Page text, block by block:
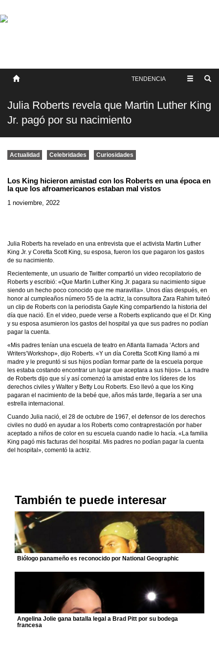
SOBRE NOSOTROS
TENDENCIA
Julia Roberts revela que Martin Luther King
Jr. pagó por su nacimiento
Actualidad Celebridades Curiosidades
Los King hicieron amistad con los Roberts en una época en
la que los afroamericanos estaban mal vistos
1 noviembre, 2022
Julia Roberts ha revelado en una entrevista que el activista Martin Luther
King Jr. y Coretta Scott King, su esposa, fueron los que pagaron los gastos
de su nacimiento.
Recientemente, un usuario de Twitter compartió un video recopilatorio de
Roberts y escribió: «Que Martin Luther King Jr. pagara su nacimiento sigue
siendo un hecho poco conocido que me maravilla». Unos días después, en
honor al cumpleaños número 55 de la actriz, la consultora Zara Rahim tuiteó
un clip de Roberts con la periodista Gayle King compartiendo la historia del
día que nació. En el video, puede verse a Roberts explicando que el Dr. King
y su esposa asumieron los gastos del hospital ya que sus padres no podían
pagar la cuenta.
«Mis padres tenían una escuela de teatro en Atlanta llamada ‘Actors and
Writers’Workshop», dijo Roberts. «Y un día Coretta Scott King llamó a mi
madre y le preguntó si sus hijos podían formar parte de la escuela porque
les estaba costando encontrar un lugar que aceptara a sus hijos». La madre
de Roberts dijo que sí y así comenzó la amistad entre los líderes de los
derechos civiles y Walter y Betty Lou Roberts. Eso llevó a que los King
pagaran el nacimiento de la bebé que, años más tarde, llegaría a ser una
estrella internacional.
Cuando Julia nació, el 28 de octubre de 1967, el defensor de los derechos
civiles no dudó en ayudar a los Roberts como contraprestación por haber
aceptado a niños de color en su escuela cuando nadie lo hacía. «La familia
King pagó mis facturas del hospital. Mis padres no podían pagar la cuenta
del hospital», comentó la actriz.
También te puede interesar
Biólogo panameño es reconocido por National Geographic
Angelina Jolie gana batalla legal a Brad Pitt por su bodega
francesa